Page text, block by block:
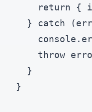
return {
} catch
throw
  }
}